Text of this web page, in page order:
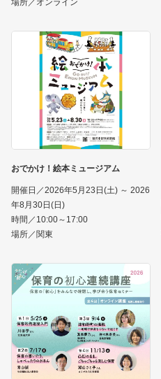
場所／オンライン
おでかけ！絵本ミュージアム
開催日／2026年5月23日(土) ～ 2026
年8月30日(日)
時間／10:00～17:00
場所／関東